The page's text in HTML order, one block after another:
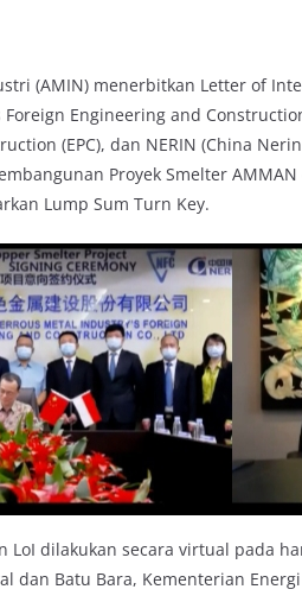
(AMIN) menerbitkan Letter of
Engineering and
(EPC), dan NERIN (China
Proyek Smelter
Lump Sum Turn Key.
LoI dilakukan secara virtual pada
dan Batu Bara, Kementerian